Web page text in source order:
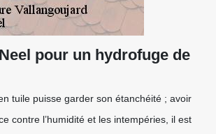
pour un hydrofuge de
tuile puisse garder son étanchéité ; avoir
contre l’humidité et les intempéries, il est